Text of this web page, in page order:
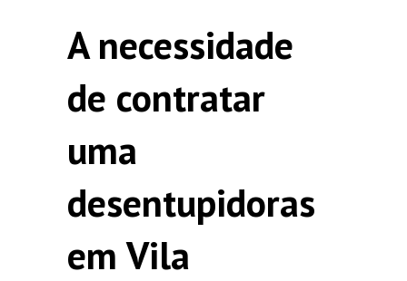
A necessidade
de contratar
uma
desentupidoras
em Vila